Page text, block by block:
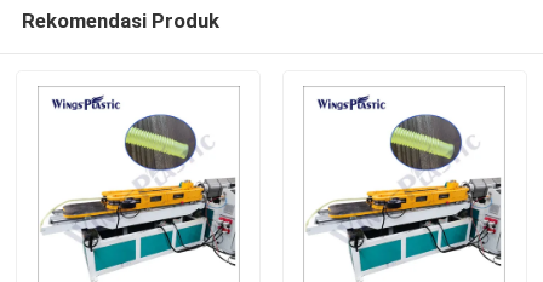
Rekomendasi Produk